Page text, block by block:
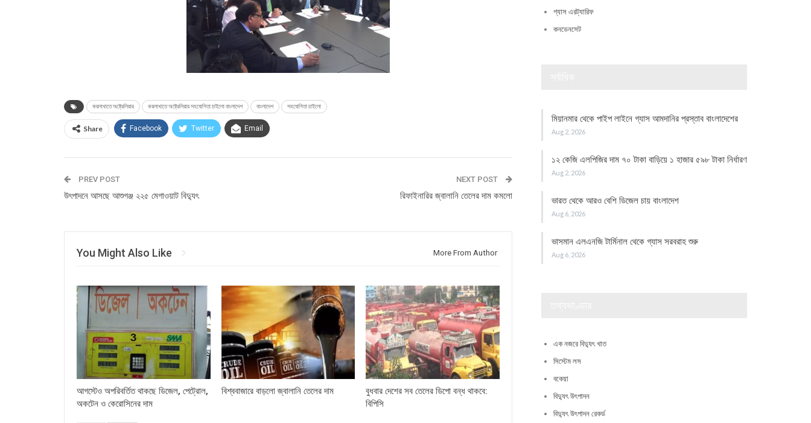
কয়লাখাতে অষ্ট্রেলিয়ার কয়লাখাতে অষ্ট্রেলিয়ার সহযোগিতা চাইলো বাংলাদেশ বাংলাদেশ সহযোগিতা চাইলো
Share Facebook Twitter Email
PREV POST
উৎপাদনে আসছে আশুগঞ্জ ২২৫ মেগাওয়াট বিদ্যুৎ
NEXT POST
রিফাইনারির জ্বালানি তেলের দাম কমলো
You Might Also Like More From Author
আগস্টেও অপরিবর্তিত থাকছে ডিজেল, পেট্রোল,
অকটেন ও কেরোসিনের দাম
বিশ্ববাজারে বাড়লো জ্বালানি তেলের দাম
বুধবার দেশের সব তেলের ডিপো বন্ধ থাকবে:
বিপিসি
গ্যাস এরট্যারিফ
কনডেনসেট
মিয়ানমার থেকে পাইপ লাইনে গ্যাস আমদানির প্রস্তাব বাংলাদেশের
Aug 2, 2026
১২ কেজি এলপিজির দাম ৭০ টাকা বাড়িয়ে ১ হাজার ৫৯৮ টাকা নির্ধারণ
Aug 2, 2026
ভারত থেকে আরও বেশি ডিজেল চায় বাংলাদেশ
Aug 6, 2026
ভাসমান এলএনজি টার্মিনাল থেকে গ্যাস সরবরাহ শুরু
Aug 6, 2026
এক নজরে বিদ্যুৎ খাত
সিস্টেম লস
বকেয়া
বিদ্যুৎ উৎপাদন
বিদ্যুৎ উৎপাদন রেকর্ড